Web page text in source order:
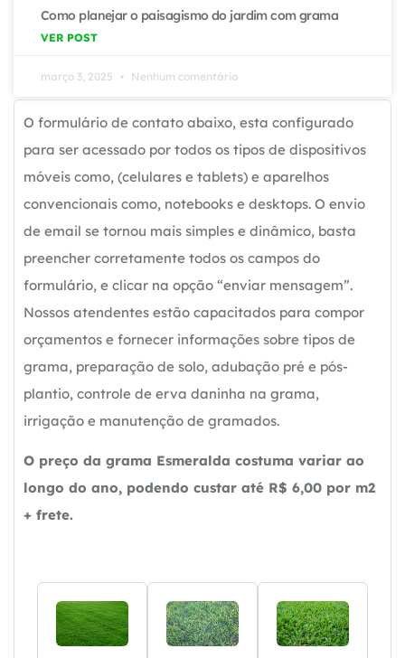
Como planejar o paisagismo do jardim com grama
VER POST
março 3, 2025 Nenhum comentário
O formulário de contato abaixo, esta configurado
para ser acessado por todos os tipos de dispositivos
móveis como, (celulares e tablets) e aparelhos
convencionais como, notebooks e desktops. O envio
de email se tornou mais simples e dinâmico, basta
preencher corretamente todos os campos do
formulário, e clicar na opção “enviar mensagem”.
Nossos atendentes estão capacitados para compor
orçamentos e fornecer informações sobre tipos de
grama, preparação de solo, adubação pré e pós-
plantio, controle de erva daninha na grama,
irrigação e manutenção de gramados.
O preço da grama Esmeralda costuma variar ao
longo do ano, podendo custar até R$ 6,00 por m2
+ frete.